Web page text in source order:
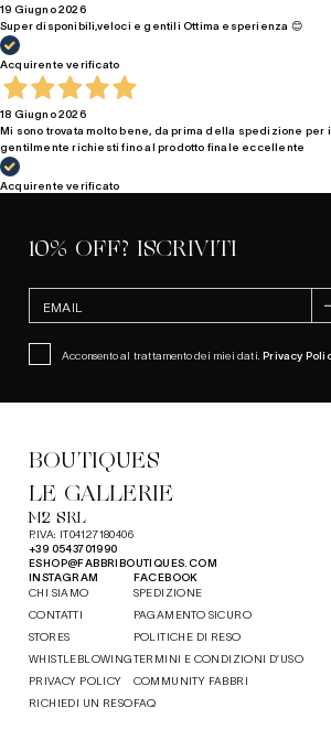
19 Giugno 2026
Super disponibili,veloci e gentili Ottima esperienza 😊
Acquirente verificato
18 Giugno 2026
Mi sono trovata molto bene, da prima della spedizione per
gentilmente richiesti fino al prodotto finale eccellente
Acquirente verificato
10% OFF? ISCRIVITI
Acconsento al trattamento dei miei dati.Privacy
BOUTIQUES
LE GALLERIE
M2 SRL
P.IVA: IT04127180406
+39 0543701990
ESHOP@FABBRIBOUTIQUES.COM
INSTAGRAM
FACEBOOK
CHI SIAMO
CONTATTI
STORES
WHISTLEBLOWING
PRIVACY POLICY
RICHIEDI UN RESO
SPEDIZIONE
PAGAMENTO SICURO
POLITICHE DI RESO
TERMINI E CONDIZIONI D’USO
COMMUNITY FABBRI
FAQ